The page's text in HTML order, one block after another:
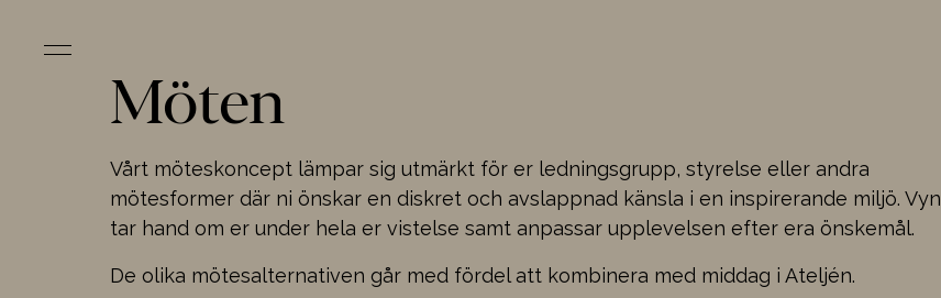
Möten
Vårt möteskoncept lämpar sig utmärkt för er ledningsgrupp, styrelse eller andra
mötesformer där ni önskar en diskret och avslappnad känsla i en inspirerande miljö. Vyn
tar hand om er under hela er vistelse samt anpassar upplevelsen efter era önskemål.
De olika mötesalternativen går med fördel att kombinera med middag i Ateljén.